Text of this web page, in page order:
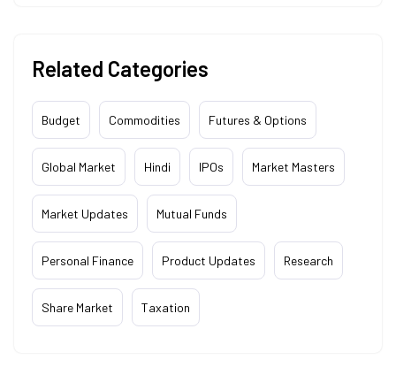
Related Categories
Budget Commodities Futures & Options
Global Market Hindi IPOs Market Masters
Market Updates Mutual Funds
Personal Finance Product Updates Research
Share Market Taxation